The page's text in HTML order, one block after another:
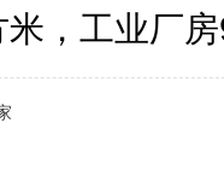
米，工业厂